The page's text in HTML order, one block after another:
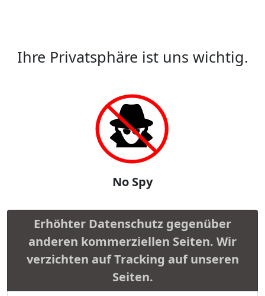
Ihre Privatsphäre ist uns wichtig.
No Spy
Erhöhter Datenschutz gegenüber
anderen kommerziellen Seiten. Wir
verzichten auf Tracking auf unseren
Seiten.